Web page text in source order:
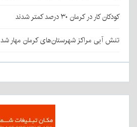
کودکان کار در کرمان ۳۰ درصد کمتر شدند
تنش آبی مراکز شهرستان‌های کرمان مهار شد